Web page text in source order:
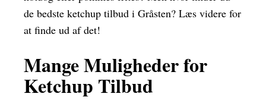
de bedste ketchup tilbud i Gråsten? Læs videre for
at finde ud af det!
Mange Muligheder for
Ketchup Tilbud